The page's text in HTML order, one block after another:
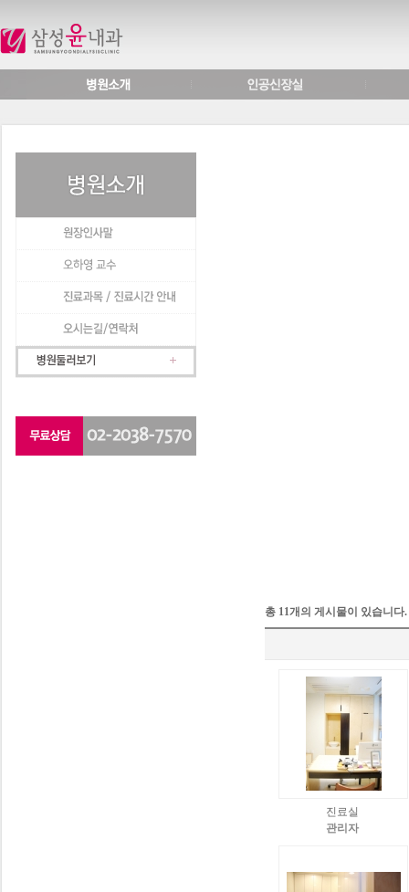
총 11개의 게시물이 있습니다.
진료실
관리자